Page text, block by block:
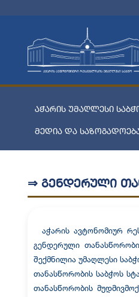
აჭარის უმაღლესი
მედია და
⇒ გენდერული
აჭარის ავტონომიურ
გენდერული
შექმნილია უმაღლესი
თანასწორობის საბჭოს
თანასწორობის